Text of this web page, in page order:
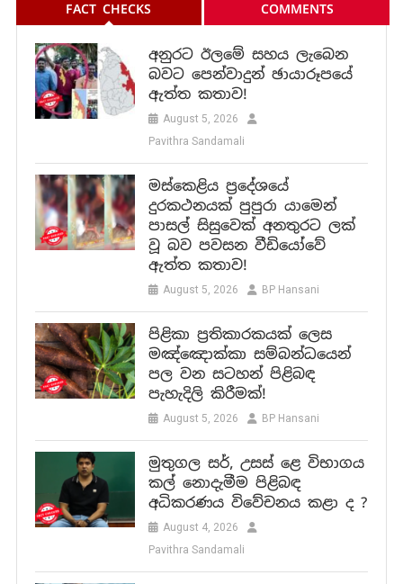
FACT CHECKS COMMENTS
අනුරට ඊලමේ සහය ලැබෙන
බවට පෙන්වාදුන් ඡායාරූපයේ
ඇත්ත කතාව!
August 5, 2026
Pavithra Sandamali
මස්කෙළිය ප්‍රදේශයේ
දුරකථනයක් පුපුරා යාමෙන්
පාසල් සිසුවෙක් අනතුරට ලක්
වූ බව පවසන වීඩියෝවේ
ඇත්ත කතාව!
August 5, 2026 BP Hansani
පිළිකා ප්‍රතිකාරකයක් ලෙස
මඤ්ඤොක්කා සම්බන්ධයෙන්
පල වන සටහන් පිළිබඳ
පැහැදිලි කිරීමක්!
August 5, 2026 BP Hansani
මුතුගල සර්, උසස් ළෙ විභාගය
කල් නොදැමීම පිළිබඳ
අධිකරණය විවේචනය කළා ද ?
August 4, 2026
Pavithra Sandamali